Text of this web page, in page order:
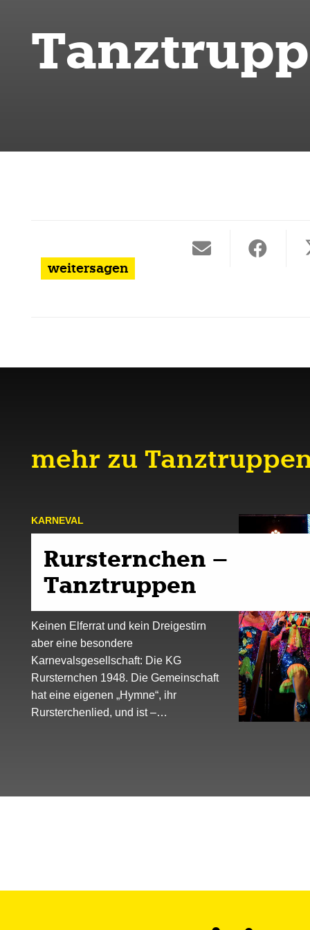
weitersagen
mehr zu
KARNE­VAL
Rursternchen –
Tanztruppen
Keinen Elferrat und kein Dreigestirn
aber eine besondere
Karnevalsgesellschaft: Die KG
Rursternchen 1948. Die Gemeinschaft
hat eine eigenen „Hymne“, ihr
Rursterchenlied, und ist –…